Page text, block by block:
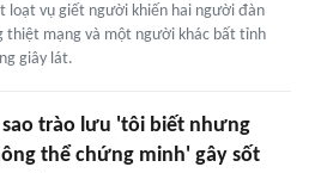
loạt vụ giết người khiến hai người đàn
thiệt mạng và một người khác bất tỉnh
giây lát.
trào lưu 'tôi biết nhưng
thể chứng minh' gây sốt